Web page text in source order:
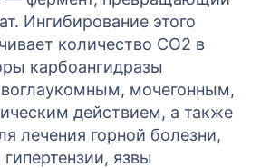
Ингибирование этого
количество СО2 в
карбоангидразы
мочегонным,
действием, а также
лечения горной болезни,
язвы